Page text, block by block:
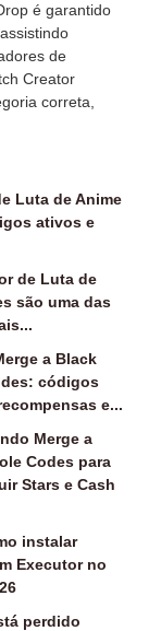
é garantido
de
Creator
correta,
Luta de Anime
ativos e
de Luta de
são uma das
a Black
códigos
e...
Merge a
Codes para
Stars e Cash
instalar
Executor no
perdido